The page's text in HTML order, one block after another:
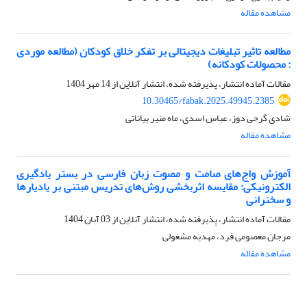
مشاهده مقاله
مطالعه تاثیر تبلیغات دیجیتالی بر تفکر خلاق کودکان (مطالعه موردی
: محصولات کودکانه)
مقالات آماده انتشار، پذیرفته شده، انتشار آنلاین از14 مهر 1404
10.30465/fabak.2025.49945.2385
شادی گرجی دوز، عباس اسدی، ماه منیر بیاناتی
مشاهده مقاله
آموزش واج‌های صامت و مصوت زبان فارسی در بستر یادگیری
الکترونیکی: مقایسه اثربخشی روش‌های تدریس مبتنی بر یادیارها
و سخنرانی
مقالات آماده انتشار، پذیرفته شده، انتشار آنلاین از03 آبان 1404
مرجان معصومی فرد، مهدیه مشغولی
مشاهده مقاله